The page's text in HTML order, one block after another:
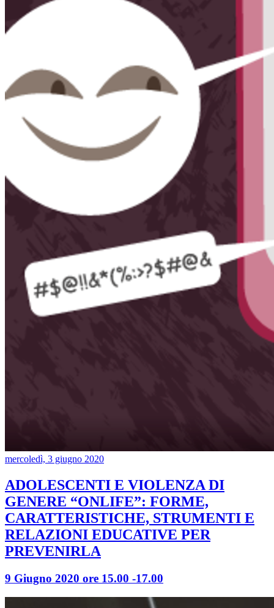
mercoledì, 3 giugno 2020
ADOLESCENTI E VIOLENZA DI
GENERE “ONLIFE”: FORME,
CARATTERISTICHE, STRUMENTI E
RELAZIONI EDUCATIVE PER
PREVENIRLA
9 Giugno 2020 ore 15.00 -17.00